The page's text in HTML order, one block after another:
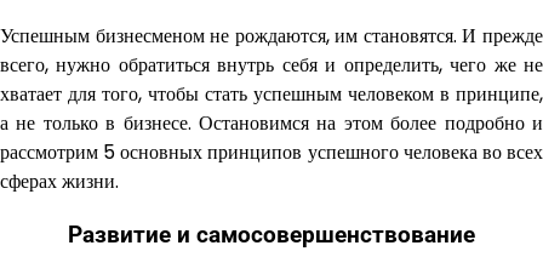
Успешным бизнесменом не рождаются, им становятся. И прежде
всего, нужно обратиться внутрь себя и определить, чего же не
хватает для того, чтобы стать успешным человеком в принципе,
а не только в бизнесе. Остановимся на этом более подробно и
рассмотрим 5 основных принципов успешного человека во всех
сферах жизни.
Развитие и самосовершенствование